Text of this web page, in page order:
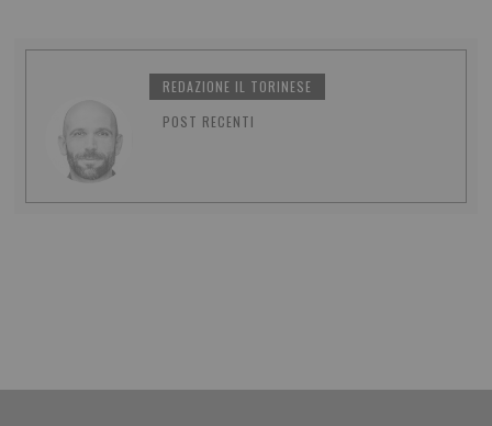
REDAZIONE IL TORINESE
POST RECENTI